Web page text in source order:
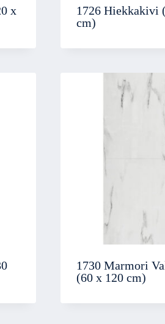
x
1726 Hiekkakivi
cm)
1730 Marmori
(60 x 120 cm)